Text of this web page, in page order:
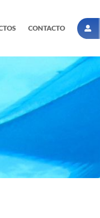
CONTACTO